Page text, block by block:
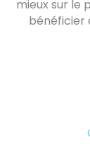
mieux sur le
bénéficier